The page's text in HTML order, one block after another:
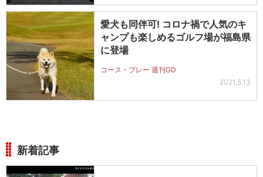
愛犬も同伴可! コロナ禍で人気のキ
ャンプも楽しめるゴルフ場が福島県
に登場
コース・プレー 週刊GD
2021.5.13
新着記事